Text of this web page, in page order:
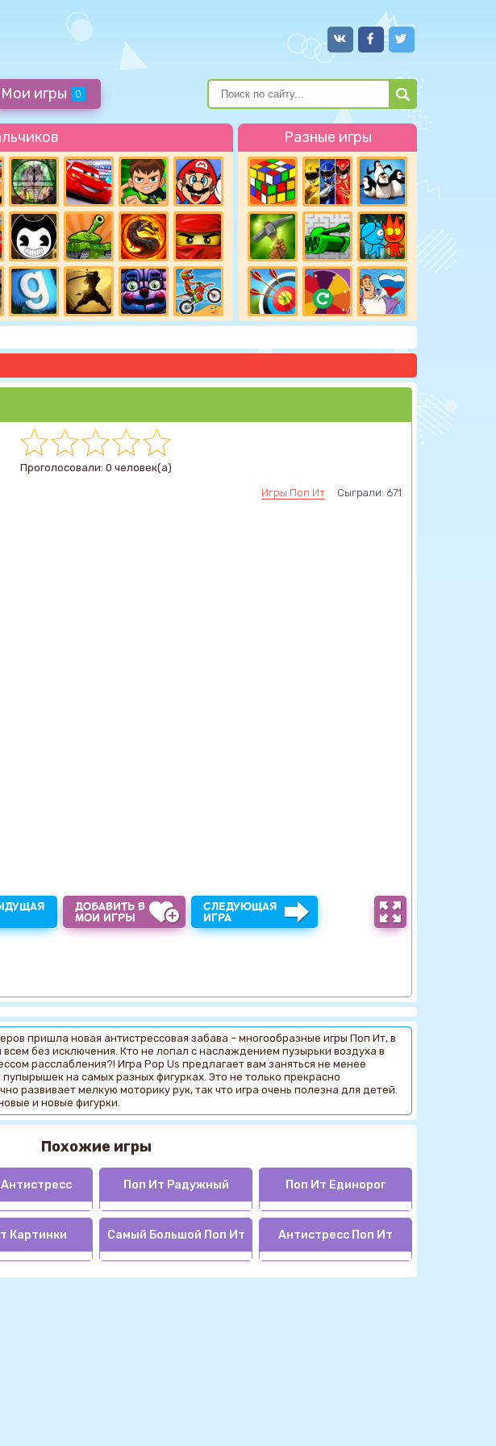
Мои игры 0
Разные игры
Проголосовали: 0 человек(а)
Игры Поп Ит Сыграли: 671
ДОБАВИТЬ В
МОИ ИГРЫ
СЛЕДУЮЩАЯ
ИГРА
пришла новая антистрессовая забава – многообразные игры Поп Ит, в
без исключения. Кто не лопал с наслаждением пузырьки воздуха в
расслабления?! Игра Pop Us предлагает вам заняться не менее
на самых разных фигурках. Это не только прекрасно
развивает мелкую моторику рук, так что игра очень полезна для детей.
и новые фигурки.
Похожие игры
Поп Ит Радужный Поп Ит Единорог
Картинки Самый Большой Поп Ит Антистресс Поп Ит